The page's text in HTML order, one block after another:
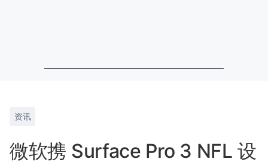
资讯
微软携 Surface Pro 3 NFL 设